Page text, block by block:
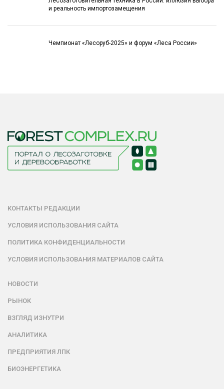
и реальность импортозамещения
Чемпионат «Лесоруб-2025» и форум «Леса России»
КОНТАКТЫ РЕДАКЦИИ
УСЛОВИЯ ИСПОЛЬЗОВАНИЯ САЙТА
ПОЛИТИКА КОНФИДЕНЦИАЛЬНОСТИ
УСЛОВИЯ ИСПОЛЬЗОВАНИЯ МАТЕРИАЛОВ САЙТА
НОВОСТИ
РЫНОК
ВЗГЛЯД ИЗНУТРИ
АНАЛИТИКА
ПРЕДПРИЯТИЯ ЛПК
БИОЭНЕРГЕТИКА